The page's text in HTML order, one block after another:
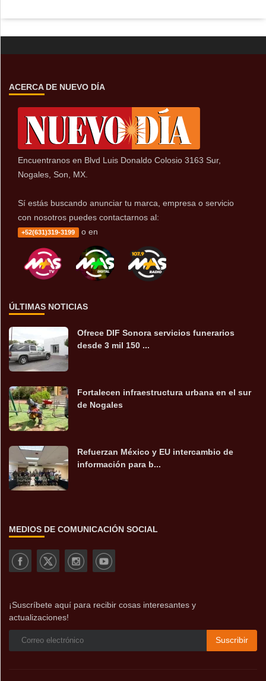
ACERCA DE NUEVO DÍA
Encuentranos en Blvd Luis Donaldo Colosio 3163 Sur,
Nogales, Son, MX.
Sí estás buscando anunciar tu marca, empresa o servicio
con nosotros puedes contactarnos al:
+52(631)319-3199 o en
ÚLTIMAS NOTICIAS
Ofrece DIF Sonora servicios funerarios
desde 3 mil 150 ...
Fortalecen infraestructura urbana en el sur
de Nogales
Refuerzan México y EU intercambio de
información para b...
MEDIOS DE COMUNICACIÓN SOCIAL
¡Suscríbete aquí para recibir cosas interesantes y
actualizaciones!
Suscribir